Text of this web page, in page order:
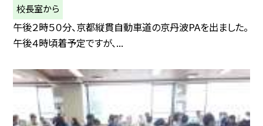
校長室から
午後２時５０分、京都縦貫自動車道の京丹波PAを出ました。
午後４時頃着予定ですが、...